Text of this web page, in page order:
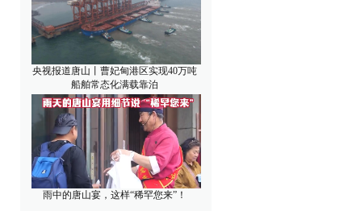
央视报道唐山丨曹妃甸港区实现40万吨
船舶常态化满载靠泊
雨中的唐山宴，这样“稀罕您来”！